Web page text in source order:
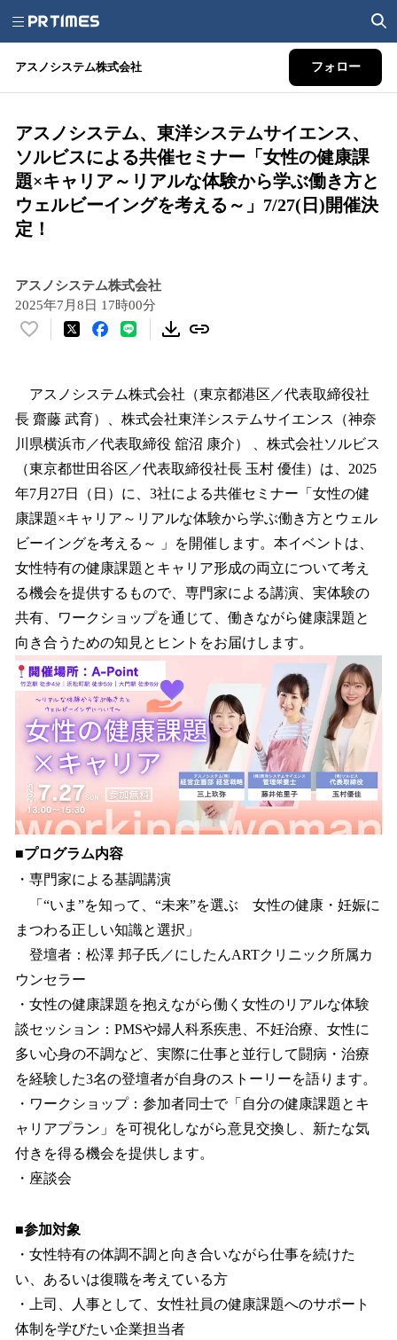
アスノシステム株式会社 フォロー
アスノシステム、東洋システムサイエンス、
ソルビスによる共催セミナー「女性の健康課
題×キャリア～リアルな体験から学ぶ働き方と
ウェルビーイングを考える～」7/27(日)開催決
定！
アスノシステム株式会社
2025年7月8日 17時00分
い
！
数
を
読
み
込
み
中
で
す
アスノシステム株式会社（東京都港区／代表取締役社
長 齋藤 武育）、株式会社東洋システムサイエンス（神奈
川県横浜市／代表取締役 舘沼 康介） 、株式会社ソルビス
（東京都世田谷区／代表取締役社長 玉村 優佳）は、2025
年7月27日（日）に、3社による共催セミナー「女性の健
康課題×キャリア～リアルな体験から学ぶ働き方とウェル
ビーイングを考える～ 」を開催します。本イベントは、
女性特有の健康課題とキャリア形成の両立について考え
る機会を提供するもので、専門家による講演、実体験の
共有、ワークショップを通じて、働きながら健康課題と
向き合うための知見とヒントをお届けします。
■プログラム内容
・専門家による基調講演
「“いま”を知って、“未来”を選ぶ 女性の健康・妊娠に
まつわる正しい知識と選択」
登壇者：松澤 邦子氏／にしたんARTクリニック所属カ
ウンセラー
・女性の健康課題を抱えながら働く女性のリアルな体験
談セッション：PMSや婦人科系疾患、不妊治療、女性に
多い心身の不調など、実際に仕事と並行して闘病・治療
を経験した3名の登壇者が自身のストーリーを語ります。
・ワークショップ：参加者同士で「自分の健康課題とキ
ャリアプラン」を可視化しながら意見交換し、新たな気
付きを得る機会を提供します。
・座談会
■参加対象
・女性特有の体調不調と向き合いながら仕事を続けた
い、あるいは復職を考えている方
・上司、人事として、女性社員の健康課題へのサポート
体制を学びたい企業担当者